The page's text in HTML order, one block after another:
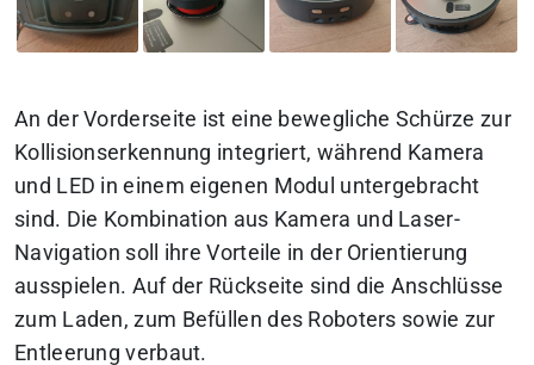
An der Vorderseite ist eine bewegliche Schürze zur
Kollisionserkennung integriert, während Kamera
und LED in einem eigenen Modul untergebracht
sind. Die Kombination aus Kamera und Laser-
Navigation soll ihre Vorteile in der Orientierung
ausspielen. Auf der Rückseite sind die Anschlüsse
zum Laden, zum Befüllen des Roboters sowie zur
Entleerung verbaut.